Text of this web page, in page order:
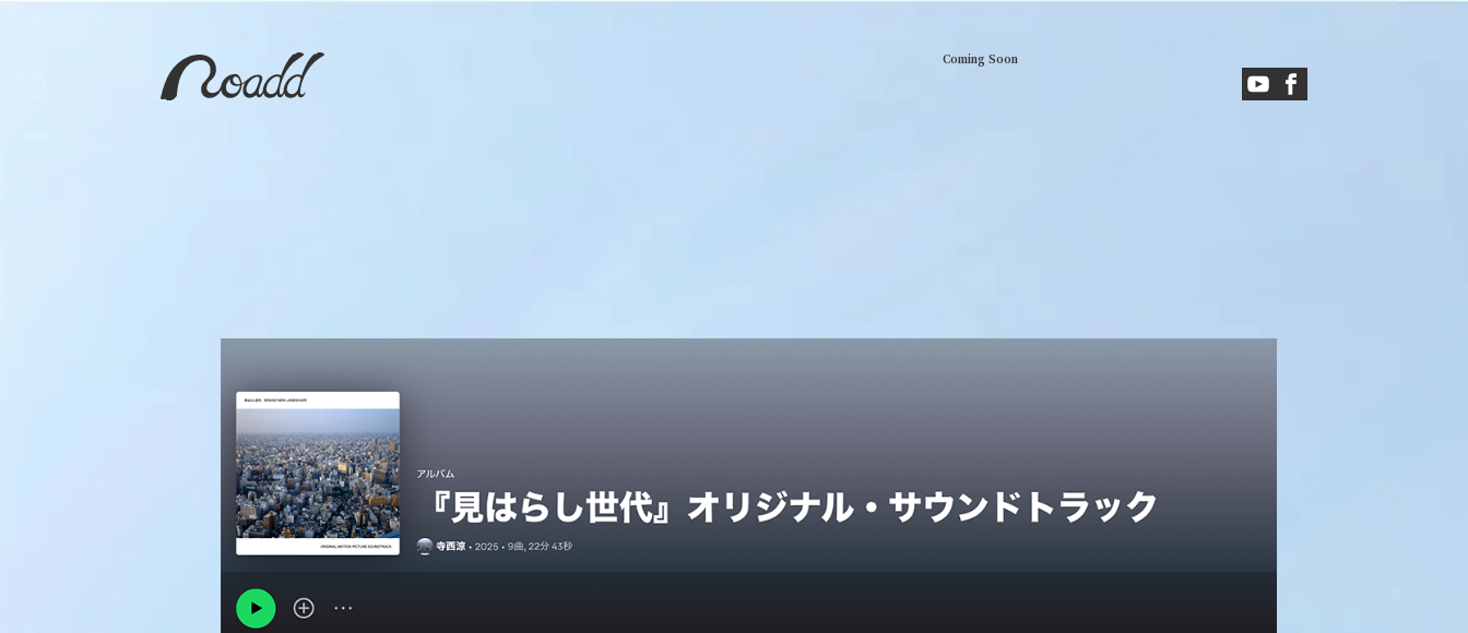
Coming Soon